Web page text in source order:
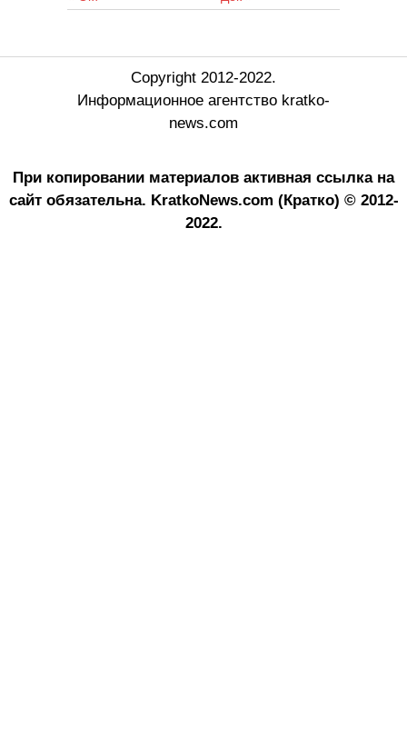
Copyright 2012-2022.
Информационное агентство kratko-
news.com
При копировании материалов активная ссылка на
сайт обязательна. KratkoNews.com (Кратко) © 2012-
2022.